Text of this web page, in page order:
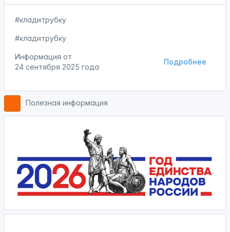
#кладитрубку
#кладитрубку
Подробнее
Информация от
24 сентября 2025 года
Полезная информация